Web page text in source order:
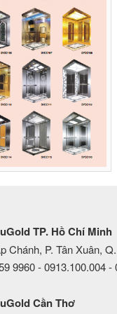
TP. Hồ Chí Minh
Chánh, P. Tân Xuân,
9960 - 0913.100.004 -
Cần Thơ